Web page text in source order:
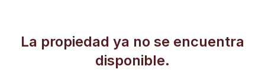
La propiedad ya no se encuentra
disponible.